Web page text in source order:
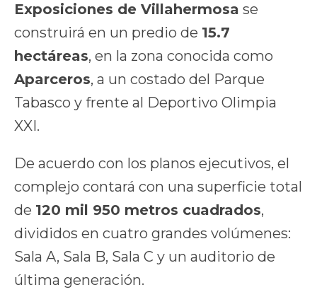
Exposiciones de Villahermosa se
construirá en un predio de 15.7
hectáreas, en la zona conocida como
Aparceros, a un costado del Parque
Tabasco y frente al Deportivo Olimpia
XXI.
De acuerdo con los planos ejecutivos, el
complejo contará con una superficie total
de 120 mil 950 metros cuadrados,
divididos en cuatro grandes volúmenes:
Sala A, Sala B, Sala C y un auditorio de
última generación.